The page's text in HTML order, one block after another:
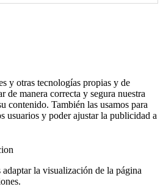
y otras tecnologías propias y de
de manera correcta y segura nuestra
contenido. También las usamos para
usuarios y poder ajustar la publicidad a
la visualización de la página